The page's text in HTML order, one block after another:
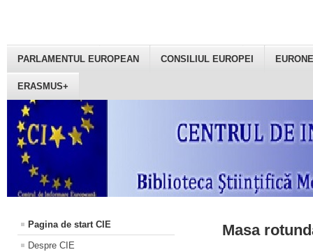
PARLAMENTUL EUROPEAN CONSILIUL EUROPEI
ERASMUS+
Pagina de start CIE
Despre CIE
Masa